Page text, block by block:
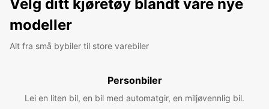
Velg ditt kjøretøy blandt våre nye
modeller
Alt fra små bybiler til store varebiler
Personbiler
Lei en liten bil, en bil med automatgir, en miljøvennlig bil.